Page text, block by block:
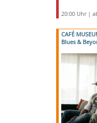
20:00 Uhr |
CAFÉ
Blues &